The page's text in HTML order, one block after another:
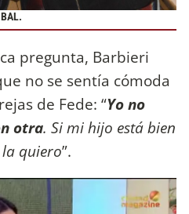
pregunta, Barbieri
no se sentía cómoda
de Fede: “Yo no
otra. Si mi hijo está bien
quiero”.